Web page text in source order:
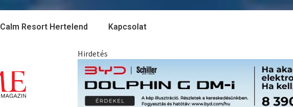
Calm Resort Hertelend Kapcsolat
Hirdetés